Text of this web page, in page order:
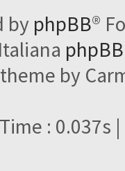
by phpBB®
by
Time : 0.037s